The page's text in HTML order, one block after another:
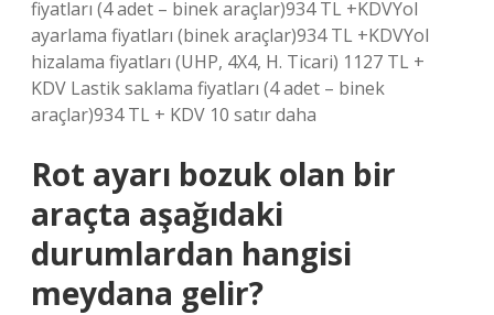
fiyatları (4 adet – binek araçlar)934 TL +KDVYol
ayarlama fiyatları (binek araçlar)934 TL +KDVYol
hizalama fiyatları (UHP, 4X4, H. Ticari) 1127 TL +
KDV Lastik saklama fiyatları (4 adet – binek
araçlar)934 TL + KDV 10 satır daha
Rot ayarı bozuk olan bir
araçta aşağıdaki
durumlardan hangisi
meydana gelir?